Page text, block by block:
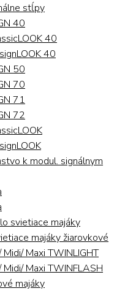
stĺpy
40
40
40
50
70
71
72
k modul. signálnym
svietiace majáky
majáky žiarovkové
Midi/ Maxi TWINLIGHT
Midi/ Maxi TWINFLASH
majáky